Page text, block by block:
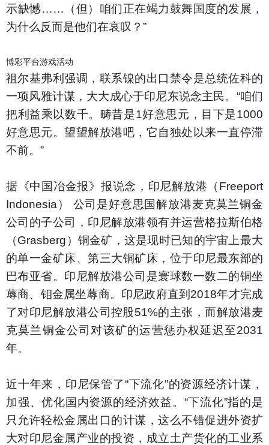
示缺憾……（但）咱们正在竭力鼓舞国度的发展，
为什么反而是他们在哀叹？”
博彩平台游戏活动
祖尔基弗利强调，联系镍的出口禁令是总统佐科的
一项风雅计谋，大大成心于印尼东说念主民。“咱们
把利益乘以数千。畴昔是1好意思元，目下是1000
好意思元。望望解放港吧，它自独处以来一直停滞
不前。”
据《中国冶金报》报说念，印尼解放港（Freeport
Indonesia） 公司是好意思国解放港麦克莫兰铜金
公司的子公司，印尼解放港领有并运营格拉斯伯格
（Grasberg）铜金矿，这是现时已知的宇宙上最大
的单一金矿床、第三大铜矿床，位于印尼最东部的
巴布亚省。印尼解放港公司是寰球数一数二的铜坐
蓐商、钼金属坐蓐商。印尼政府直到2018年才完成
了对印尼解放港公司控股51%的主张，而解放港麦
克莫兰铜金公司对该矿的运营惩办权延迟至2031
年。
近十年来，印尼保管了“下流化”的资源经济计谋，
加强、优化国内资源的经济效益。“下流化”指的是
只允许轻松金属出口的计谋，这么不错促进外资扩
大对印尼金属产业的投资，成立土产货化的工业系